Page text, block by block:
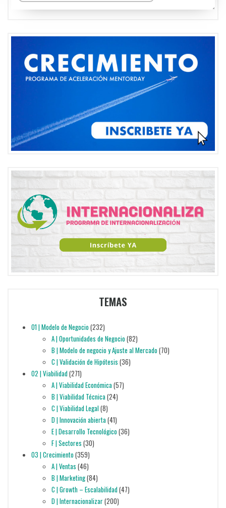
TEMAS
01 | Modelo de Negocio(232)
A | Oportunidades de Negocio(82)
B | Modelo de negocio y Ajuste al Mercado(70)
C | Validación de Hipótesis (36)
02 | Viabilidad(271)
A | Viabilidad Económica(57)
B | Viabilidad Técnica(24)
C | Viabilidad Legal(8)
D | Innovación abierta(41)
E | Desarrollo Tecnológico(36)
F | Sectores (30)
03 | Crecimiento(359)
A | Ventas (46)
B | Marketing(84)
C | Growth – Escalabilidad(47)
D | Internacionalizar(200)